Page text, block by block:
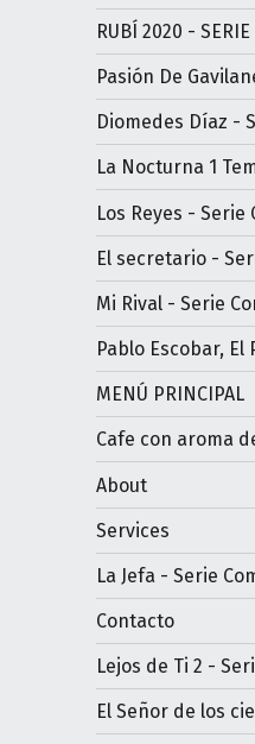
RUBÍ 2020 - SERIE
Pasión De
Diomedes Díaz -
La Nocturna 1
Los Reyes - Serie
El secretario -
Mi Rival - Serie
Pablo Escobar,
MENÚ PRINCIPAL
Cafe con aroma
About
Services
La Jefa - Serie
Contacto
Lejos de Ti 2 -
El Señor de los